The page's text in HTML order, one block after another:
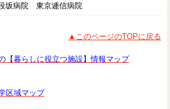
坂病院 東京逓信病院
▲このページのTOPに戻る
【暮らしに役立つ施設】情報マップ
区域マップ